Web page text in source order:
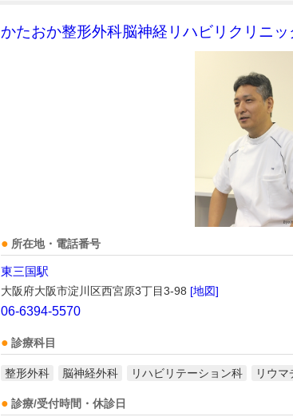
かたおか整形外科脳神経リハビリクリニッ
所在地・電話番号
東三国駅
大阪府大阪市淀川区西宮原3丁目3-98 [地図]
06-6394-5570
診療科目
整形外科 脳神経外科 リハビリテーション科 リウマ
診療/受付時間・休診日